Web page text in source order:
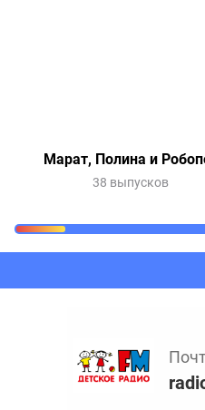
Марат, Полина и
38 выпусков